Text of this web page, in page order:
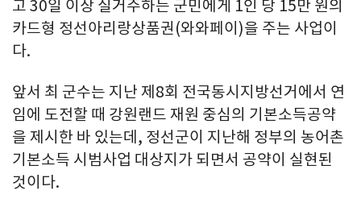
고 30일 이상 실거주하는 군민에게 1인 당 15만 원의
카드형 정선아리랑상품권(와와페이)을 주는 사업이
다.
앞서 최 군수는 지난 제8회 전국동시지방선거에서 연
임에 도전할 때 강원랜드 재원 중심의 기본소득공약
을 제시한 바 있는데, 정선군이 지난해 정부의 농어촌
기본소득 시범사업 대상지가 되면서 공약이 실현된
것이다.